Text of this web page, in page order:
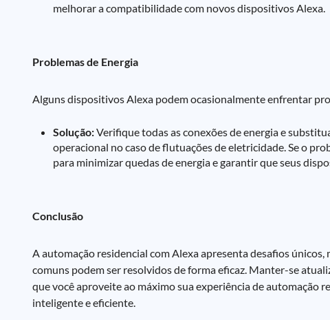
melhorar a compatibilidade com novos dispositivos Alexa.
Problemas de Energia
Alguns dispositivos Alexa podem ocasionalmente enfrentar
Solução:Verifique todas as conexões de energia e
operacional no caso de flutuações de eletricidade. Se o
para minimizar quedas de energia e garantir que seus
Conclusão
A automação residencial com Alexa apresenta desafios
comuns podem ser resolvidos de forma eficaz. Manter-se
que você aproveite ao máximo sua experiência de automação
inteligente e eficiente.